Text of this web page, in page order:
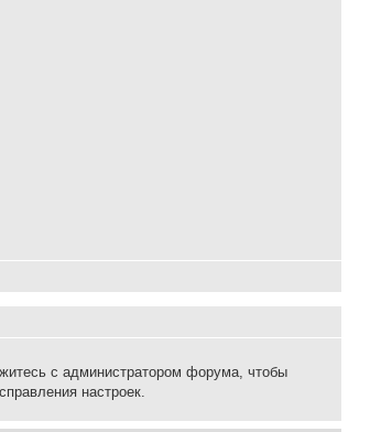
с администратором форума, чтобы
настроек.